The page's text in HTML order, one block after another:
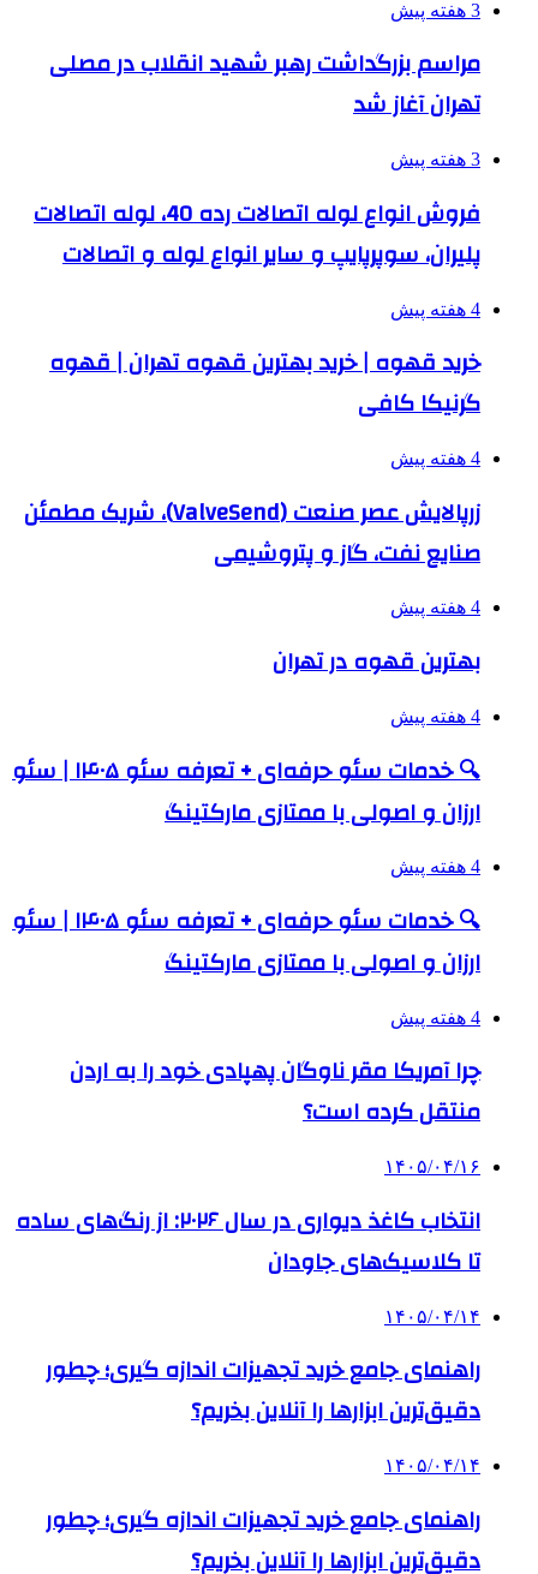
3 هفته پیش
مراسم بزرگداشت رهبر شهید انقلاب در مصلی
تهران آغاز شد
3 هفته پیش
فروش انواع لوله اتصالات رده 40، لوله اتصالات
پلیران، سوپرپایپ و سایر انواع لوله و اتصالات
4 هفته پیش
خرید قهوه | خرید بهترین قهوه تهران | قهوه
گرنیکا کافی
4 هفته پیش
زرپالایش عصر صنعت (ValveSend)، شریک مطمئن
صنایع نفت، گاز و پتروشیمی
4 هفته پیش
بهترین قهوه در تهران
4 هفته پیش
🔍 خدمات سئو حرفه‌ای + تعرفه سئو ۱۴۰۵ | سئو
ارزان و اصولی با ممتازی مارکتینگ
4 هفته پیش
🔍 خدمات سئو حرفه‌ای + تعرفه سئو ۱۴۰۵ | سئو
ارزان و اصولی با ممتازی مارکتینگ
4 هفته پیش
چرا آمریکا مقر ناوگان پهپادی خود را به اردن
منتقل کرده است؟
۱۴۰۵/۰۴/۱۶
انتخاب کاغذ دیواری در سال ۲۰۲۶: از رنگ‌های ساده
تا کلاسیک‌های جاودان
۱۴۰۵/۰۴/۱۴
راهنمای جامع خرید تجهیزات اندازه گیری؛ چطور
دقیق‌ترین ابزارها را آنلاین بخریم؟
۱۴۰۵/۰۴/۱۴
راهنمای جامع خرید تجهیزات اندازه گیری؛ چطور
دقیق‌ترین ابزارها را آنلاین بخریم؟